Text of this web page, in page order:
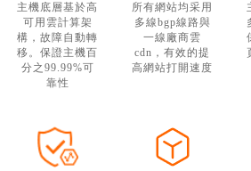
主機底層基於高
可用雲計算架
構，故障自動轉
移。保證主機百
分之99.99%可
靠性
所有網站均采用
多線bgp線路與
一線廠商雲
cdn，有效的提
高網站打開速度